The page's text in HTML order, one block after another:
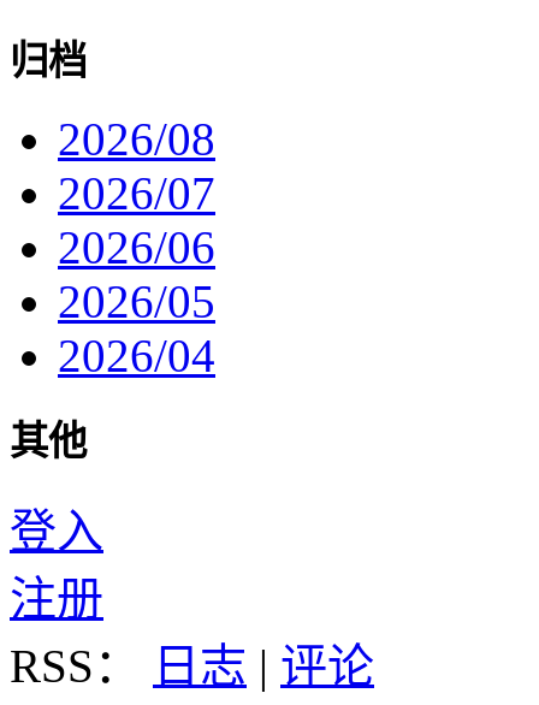
归档
2026/08
2026/07
2026/06
2026/05
2026/04
其他
登入
注册
RSS：
日志 | 评论